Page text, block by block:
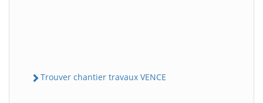
Trouver chantier travaux VENCE